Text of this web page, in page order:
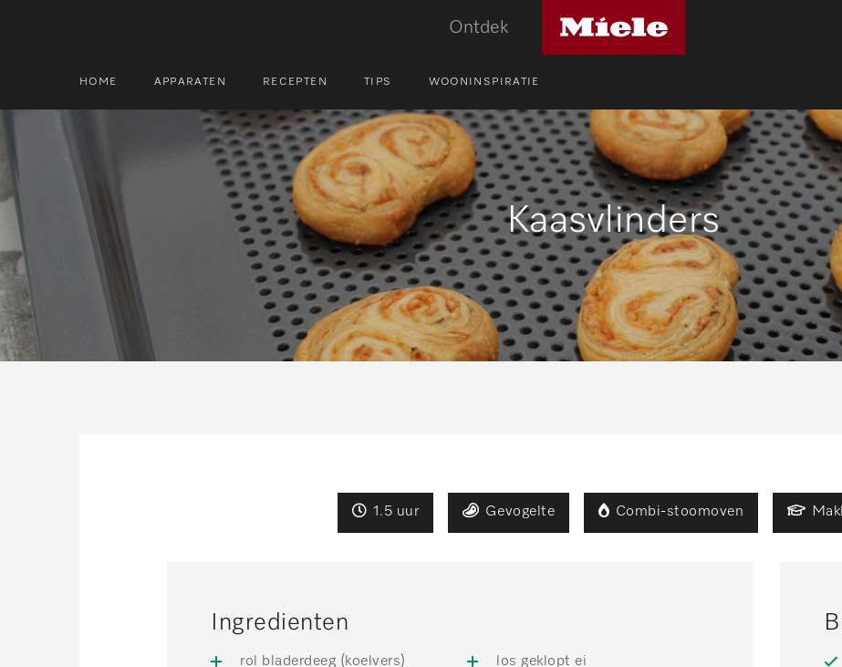
Ontdek
logo
HOME APPARATEN RECEPTEN TIPS WOONINSPIRATIE
Kaasvlinders
1.5 uur Gevogelte Combi-stoomoven
Ingredienten
rol bladerdeeg (koelvers)
los geklopt ei